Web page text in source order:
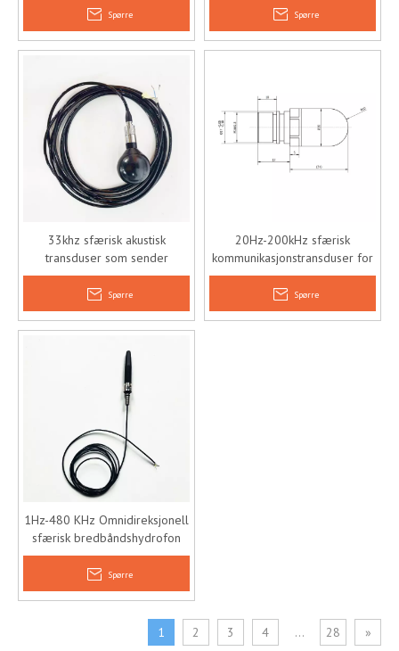
Spørre Spørre
33khz sfærisk akustisk
transduser som sender
mottakende akustisk transduser
Spørre
20Hz-200kHz sfærisk
kommunikasjonstransduser for
ekkolodd under vann
Spørre
1Hz-480 KHz Omnidireksjonell
sfærisk bredbåndshydrofon
Spørre
1 2 3 4 ... 28 »